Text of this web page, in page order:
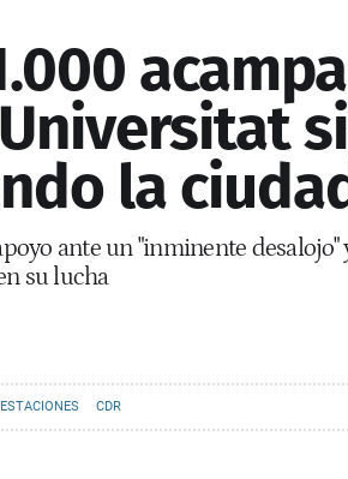
la
ante un "inminente desalojo"
su lucha
CDR